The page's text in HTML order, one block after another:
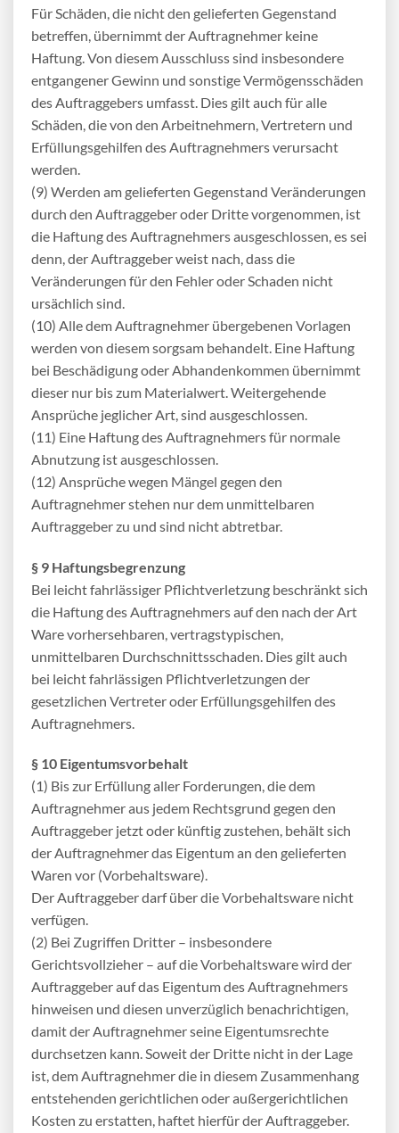
Für Schäden, die nicht den gelieferten Gegenstand
betreffen, übernimmt der Auftragnehmer keine
Haftung. Von diesem Ausschluss sind insbesondere
entgangener Gewinn und sonstige Vermögensschäden
des Auftraggebers umfasst. Dies gilt auch für alle
Schäden, die von den Arbeitnehmern, Vertretern und
Erfüllungsgehilfen des Auftragnehmers verursacht
werden.
(9) Werden am gelieferten Gegenstand Veränderungen
durch den Auftraggeber oder Dritte vorgenommen, ist
die Haftung des Auftragnehmers ausgeschlossen, es sei
denn, der Auftraggeber weist nach, dass die
Veränderungen für den Fehler oder Schaden nicht
ursächlich sind.
(10) Alle dem Auftragnehmer übergebenen Vorlagen
werden von diesem sorgsam behandelt. Eine Haftung
bei Beschädigung oder Abhandenkommen übernimmt
dieser nur bis zum Materialwert. Weitergehende
Ansprüche jeglicher Art, sind ausgeschlossen.
(11) Eine Haftung des Auftragnehmers für normale
Abnutzung ist ausgeschlossen.
(12) Ansprüche wegen Mängel gegen den
Auftragnehmer stehen nur dem unmittelbaren
Auftraggeber zu und sind nicht abtretbar.
§ 9 Haftungsbegrenzung
Bei leicht fahrlässiger Pflichtverletzung beschränkt sich
die Haftung des Auftragnehmers auf den nach der Art
Ware vorhersehbaren, vertragstypischen,
unmittelbaren Durchschnittsschaden. Dies gilt auch
bei leicht fahrlässigen Pflichtverletzungen der
gesetzlichen Vertreter oder Erfüllungsgehilfen des
Auftragnehmers.
§ 10 Eigentumsvorbehalt
(1) Bis zur Erfüllung aller Forderungen, die dem
Auftragnehmer aus jedem Rechtsgrund gegen den
Auftraggeber jetzt oder künftig zustehen, behält sich
der Auftragnehmer das Eigentum an den gelieferten
Waren vor (Vorbehaltsware).
Der Auftraggeber darf über die Vorbehaltsware nicht
verfügen.
(2) Bei Zugriffen Dritter – insbesondere
Gerichtsvollzieher – auf die Vorbehaltsware wird der
Auftraggeber auf das Eigentum des Auftragnehmers
hinweisen und diesen unverzüglich benachrichtigen,
damit der Auftragnehmer seine Eigentumsrechte
durchsetzen kann. Soweit der Dritte nicht in der Lage
ist, dem Auftragnehmer die in diesem Zusammenhang
entstehenden gerichtlichen oder außergerichtlichen
Kosten zu erstatten, haftet hierfür der Auftraggeber.